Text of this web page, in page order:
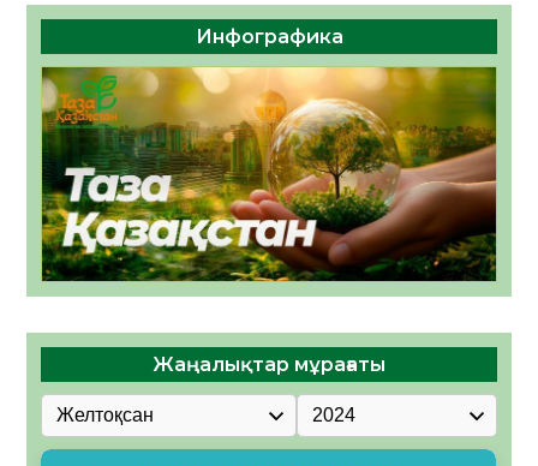
Инфографика
Жаңалықтар мұрағаты